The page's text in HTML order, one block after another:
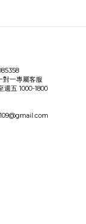
對一專屬客服
週五 1000-1800